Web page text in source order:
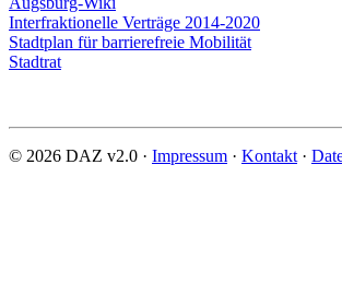
Interfraktionelle Verträge 2014-2020
Stadtplan für barrierefreie Mobilität
Stadtrat
© 2026 DAZ v2.0 · Impressum · Kontakt ·